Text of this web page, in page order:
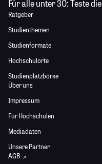
Für alle unter 30:Teste die
Ratgeber
Studienthemen
Studienformate
Hochschulorte
Studienplatzbörse
Über uns
Impressum
Für Hochschulen
Mediadaten
Unsere Partner
AGB